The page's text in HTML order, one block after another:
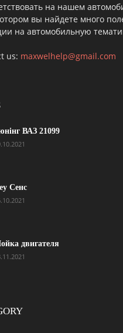
на нашем
вы найдете много
на автомобильную
us: maxwelhelp@gmail.com
ВАЗ 21099
Сенс
двигателя